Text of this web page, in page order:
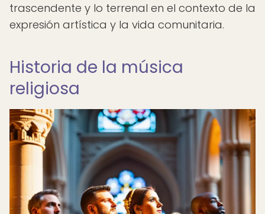
trascendente y lo terrenal en el contexto de la
expresión artística y la vida comunitaria.
Historia de la música
religiosa